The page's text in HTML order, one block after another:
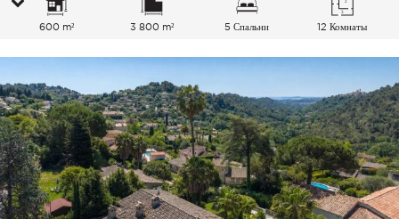
600 m² 3 800 m² 5 Спальни 12 Комнаты